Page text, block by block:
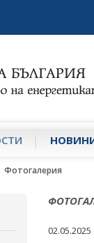
Фотогалерия
02.05.2025